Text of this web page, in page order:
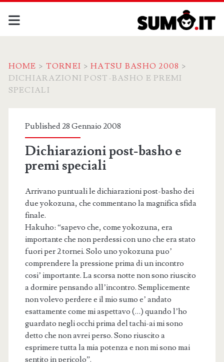
HOME > TORNEI >HATSU BASHO 2008 >
DICHIARAZIONI POST-BASHO E PREMI
SPECIALI
Published 28 Gennaio 2008
Dichiarazioni post-basho e
premi speciali
Arrivano puntuali le dichiarazioni post-basho dei
due yokozuna, che commentano la magnifica sfida
finale.
Hakuho: “sapevo che, come yokozuna, era
importante che non perdessi con uno che era stato
fuori per 2 tornei. Solo uno yokozuna puo’
comprendere la pressione prima di un incontro
cosi’ importante. La scorsa notte non sono riuscito
a dormire pensando all’incontro. Semplicemente
non volevo perdere e il mio sumo e’ andato
esattamente come mi aspettavo (…) quando l’ho
guardato negli occhi prima del tachi-ai mi sono
detto che non avrei perso. Sono riuscito a
esprimere tutta la mia potenza e non mi sono mai
sentito in pericolo”.